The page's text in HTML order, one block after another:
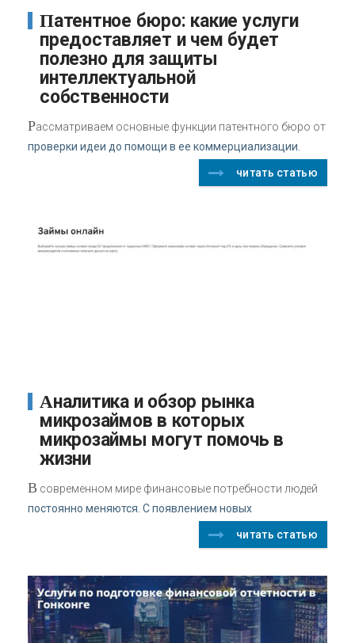
Патентное бюро: какие услуги
предоставляет и чем будет
полезно для защиты
интеллектуальной
собственности
Рассматриваем основные функции патентного бюро от
проверки идеи до помощи в ее коммерциализации.
читать статью
Аналитика и обзор рынка
микрозаймов в которых
микрозаймы могут помочь в
жизни
В современном мире финансовые потребности людей
постоянно меняются. С появлением новых
читать статью